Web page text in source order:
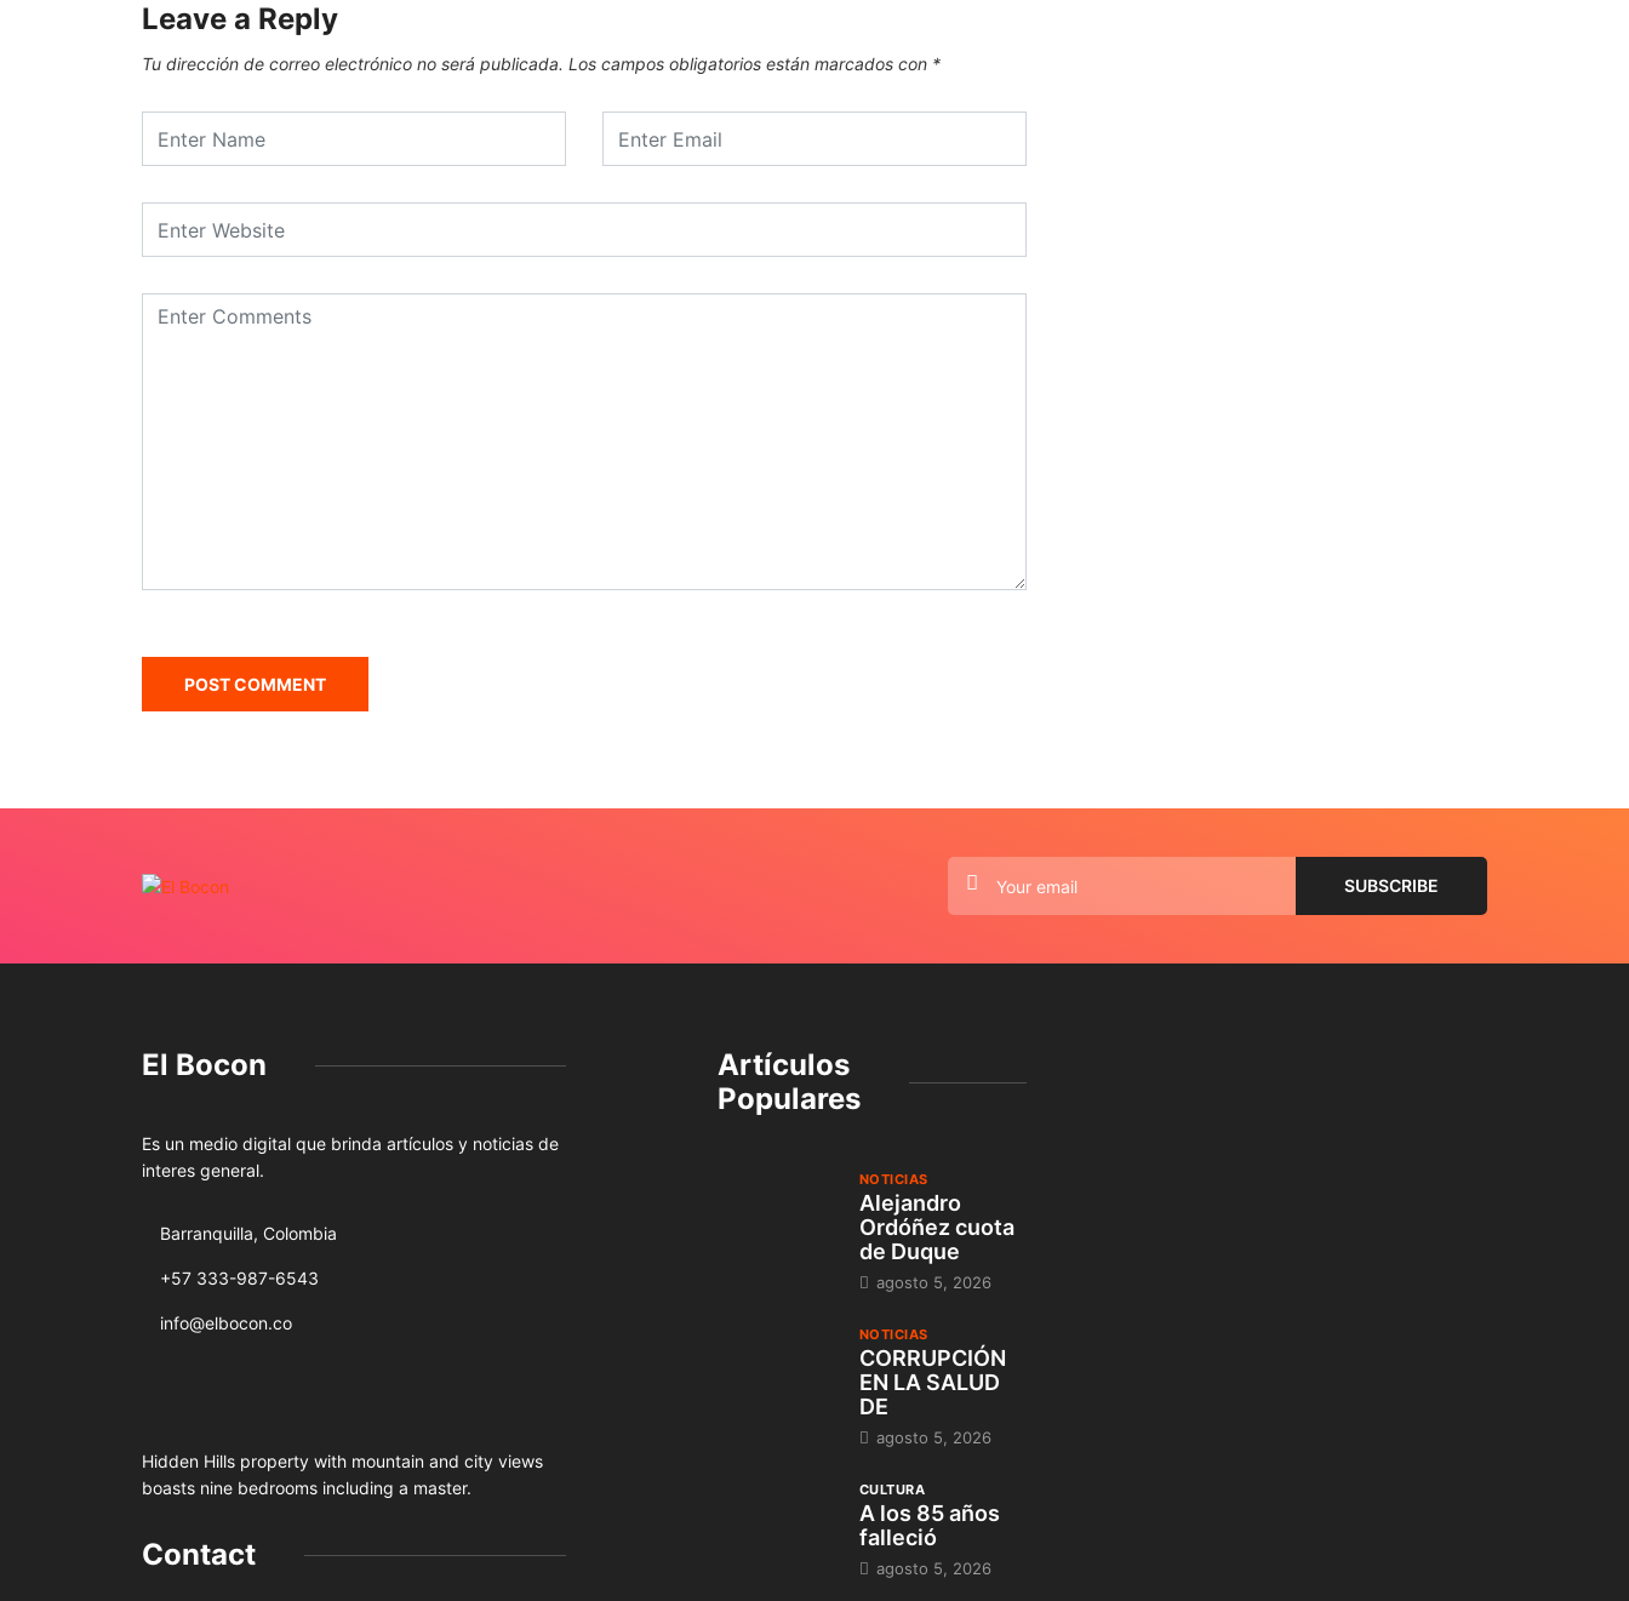
Leave a Reply
Tu dirección de correo electrónico no será publicada. Los campos obligatorios están marcados con *
El Bocon
Es un medio digital que brinda artículos y noticias de
interes general.
Barranquilla, Colombia
+57 333-987-6543
info@elbocon.co
Hidden Hills property with mountain and city views
boasts nine bedrooms including a master.
Contact
Artículos
Populares
NOTICIAS
Alejandro
Ordóñez cuota
de Duque
agosto 5, 2026
NOTICIAS
CORRUPCIÓN
EN LA SALUD
DE
agosto 5, 2026
CULTURA
A los 85 años
falleció
agosto 5, 2026